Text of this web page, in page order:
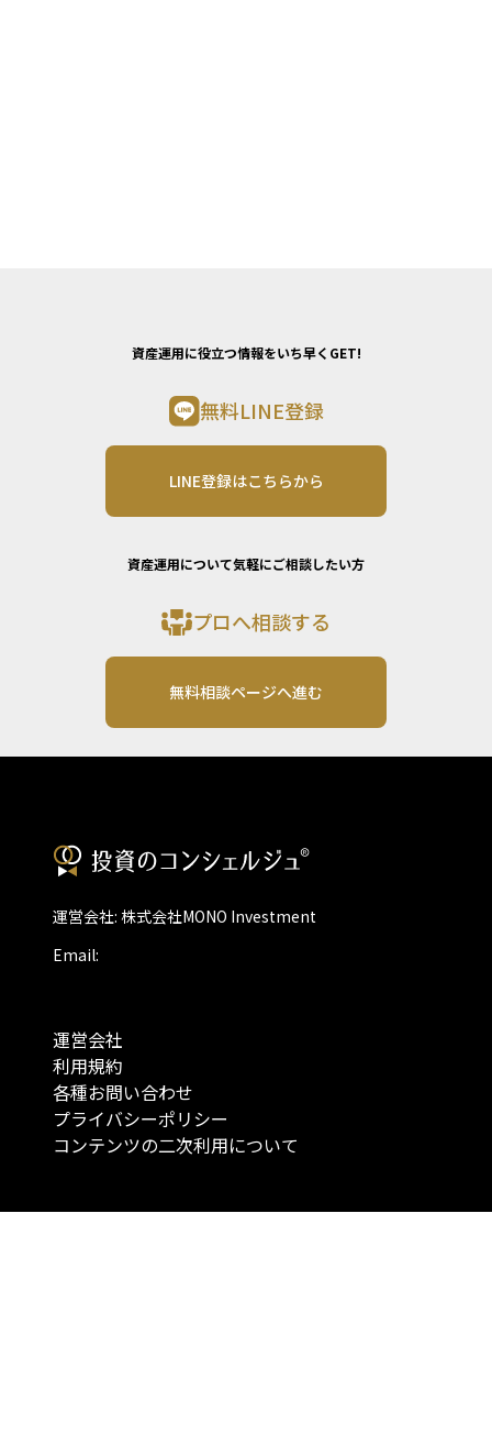
資産運用に役立つ情報をいち早くGET!
無料LINE登録
LINE登録はこちらから
資産運用について気軽にご相談したい方
プロへ相談する
無料相談ページへ進む
運営会社: 株式会社MONO Investment
Email:
運営会社
利用規約
各種お問い合わせ
プライバシーポリシー
コンテンツの二次利用について